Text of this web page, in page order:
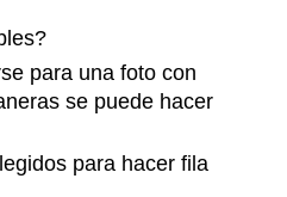
para una foto con
se puede hacer
para hacer fila